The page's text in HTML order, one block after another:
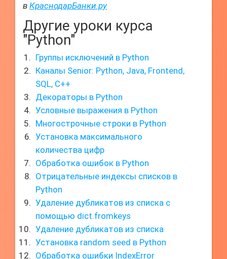
в КраснодарБанки.ру
Другие уроки курса
"Python"
Группы исключений в Python
Каналы Senior: Python, Java, Frontend,
SQL, C++
Декораторы в Python
Условные выражения в Python
Многострочные строки в Python
Установка максимального
количества цифр
Обработка ошибок в Python
Отрицательные индексы списков в
Python
Удаление дубликатов из списка с
помощью dict.fromkeys
Удаление дубликатов из списка
Установка random seed в Python
Обработка ошибки IndexError